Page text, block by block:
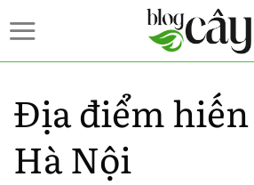
qua
Địa điểm
Hà Nội